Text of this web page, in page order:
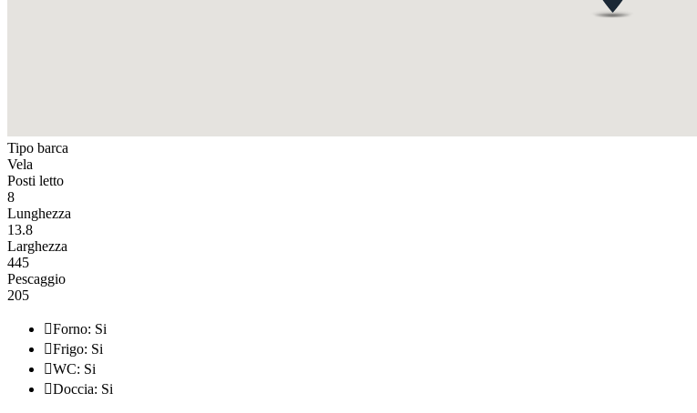
Tipo barca
Vela
Posti letto
8
Lunghezza
13.8
Larghezza
445
Pescaggio
205
Forno: Si
Frigo: Si
WC: Si
Doccia: Si